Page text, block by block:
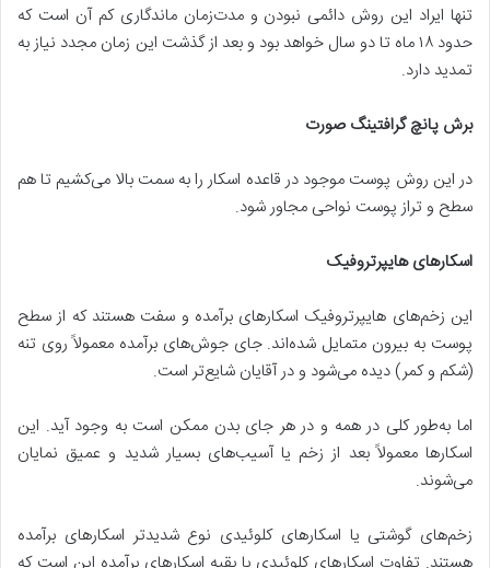
تنها ایراد این روش دائمی نبودن و مدت‌زمان ماندگاری کم آن است که
حدود ۱۸ ماه تا دو سال خواهد بود و بعد از گذشت این زمان مجدد نیاز به
تمدید دارد.
برش پانچ گرافتینگ صورت
در این روش پوست موجود در قاعده اسکار را به سمت بالا می‌کشیم تا هم
سطح و تراز پوست نواحی مجاور شود.
اسکارهای هایپرتروفیک
این زخم‌های هایپرتروفیک اسکارهای برآمده و سفت هستند که از سطح
پوست به بیرون متمایل شده‌اند. جای جوش‌های برآمده معمولاً روی تنه
(شکم و کمر) دیده می‌شود و در آقایان شایع‌تر است.
اما به‌طور کلی در همه و در هر جای بدن ممکن است به وجود آید. این
اسکار‌ها معمولاً بعد از زخم یا آسیب‌های بسیار شدید و عمیق نمایان
می‌شوند.
زخم‌های گوشتی یا اسکارهای کلوئیدی نوع شدیدتر اسکارهای برآمده